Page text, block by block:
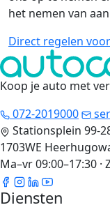
het nemen van
Direct regelen
Koop je auto met
072-2019000
Stationsplein 99-
1703WE
Ma–vr 09:00–17:30 ·
Diensten